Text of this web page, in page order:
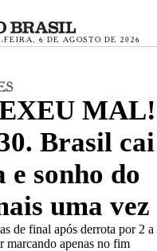
FEIRA, 6 DE AGOSTO DE 2026
MAL!
Brasil cai
sonho do
uma vez
de final após derrota por 2 a
marcando apenas no fim